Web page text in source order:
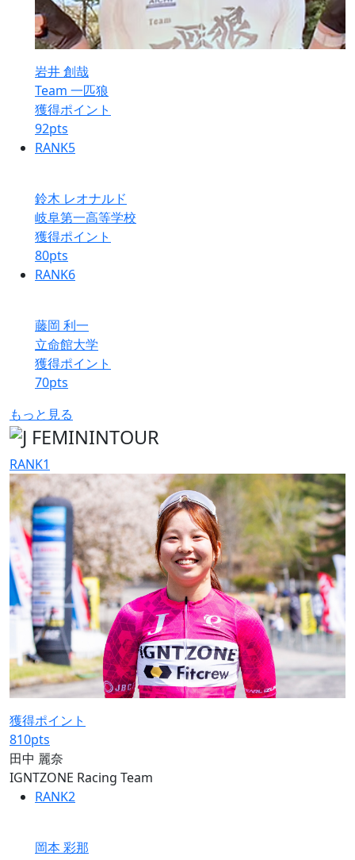
岩井 創哉
Team 一匹狼
獲得ポイント
92pts
RANK5
鈴木 レオナルド
岐阜第一高等学校
獲得ポイント
80pts
RANK6
藤岡 利一
立命館大学
獲得ポイント
70pts
もっと見る
RANK1
獲得ポイント
810pts
田中 麗奈
IGNTZONE Racing Team
RANK2
岡本 彩那